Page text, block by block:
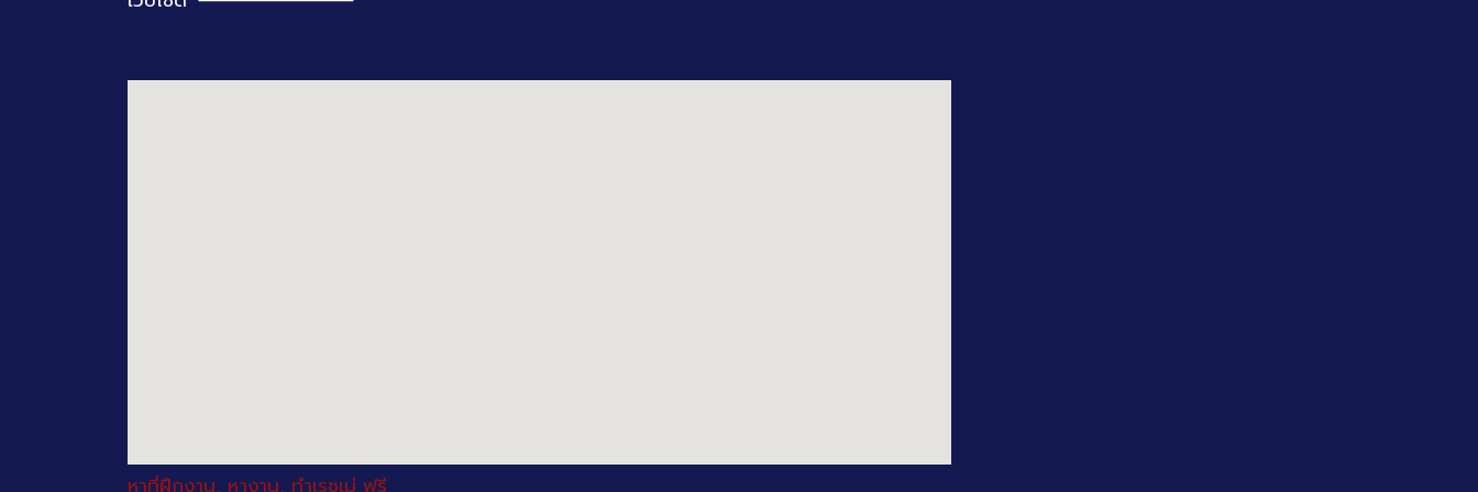
หาที่ฝึกงาน, หางาน, ทำเรซูเม่ ฟรี